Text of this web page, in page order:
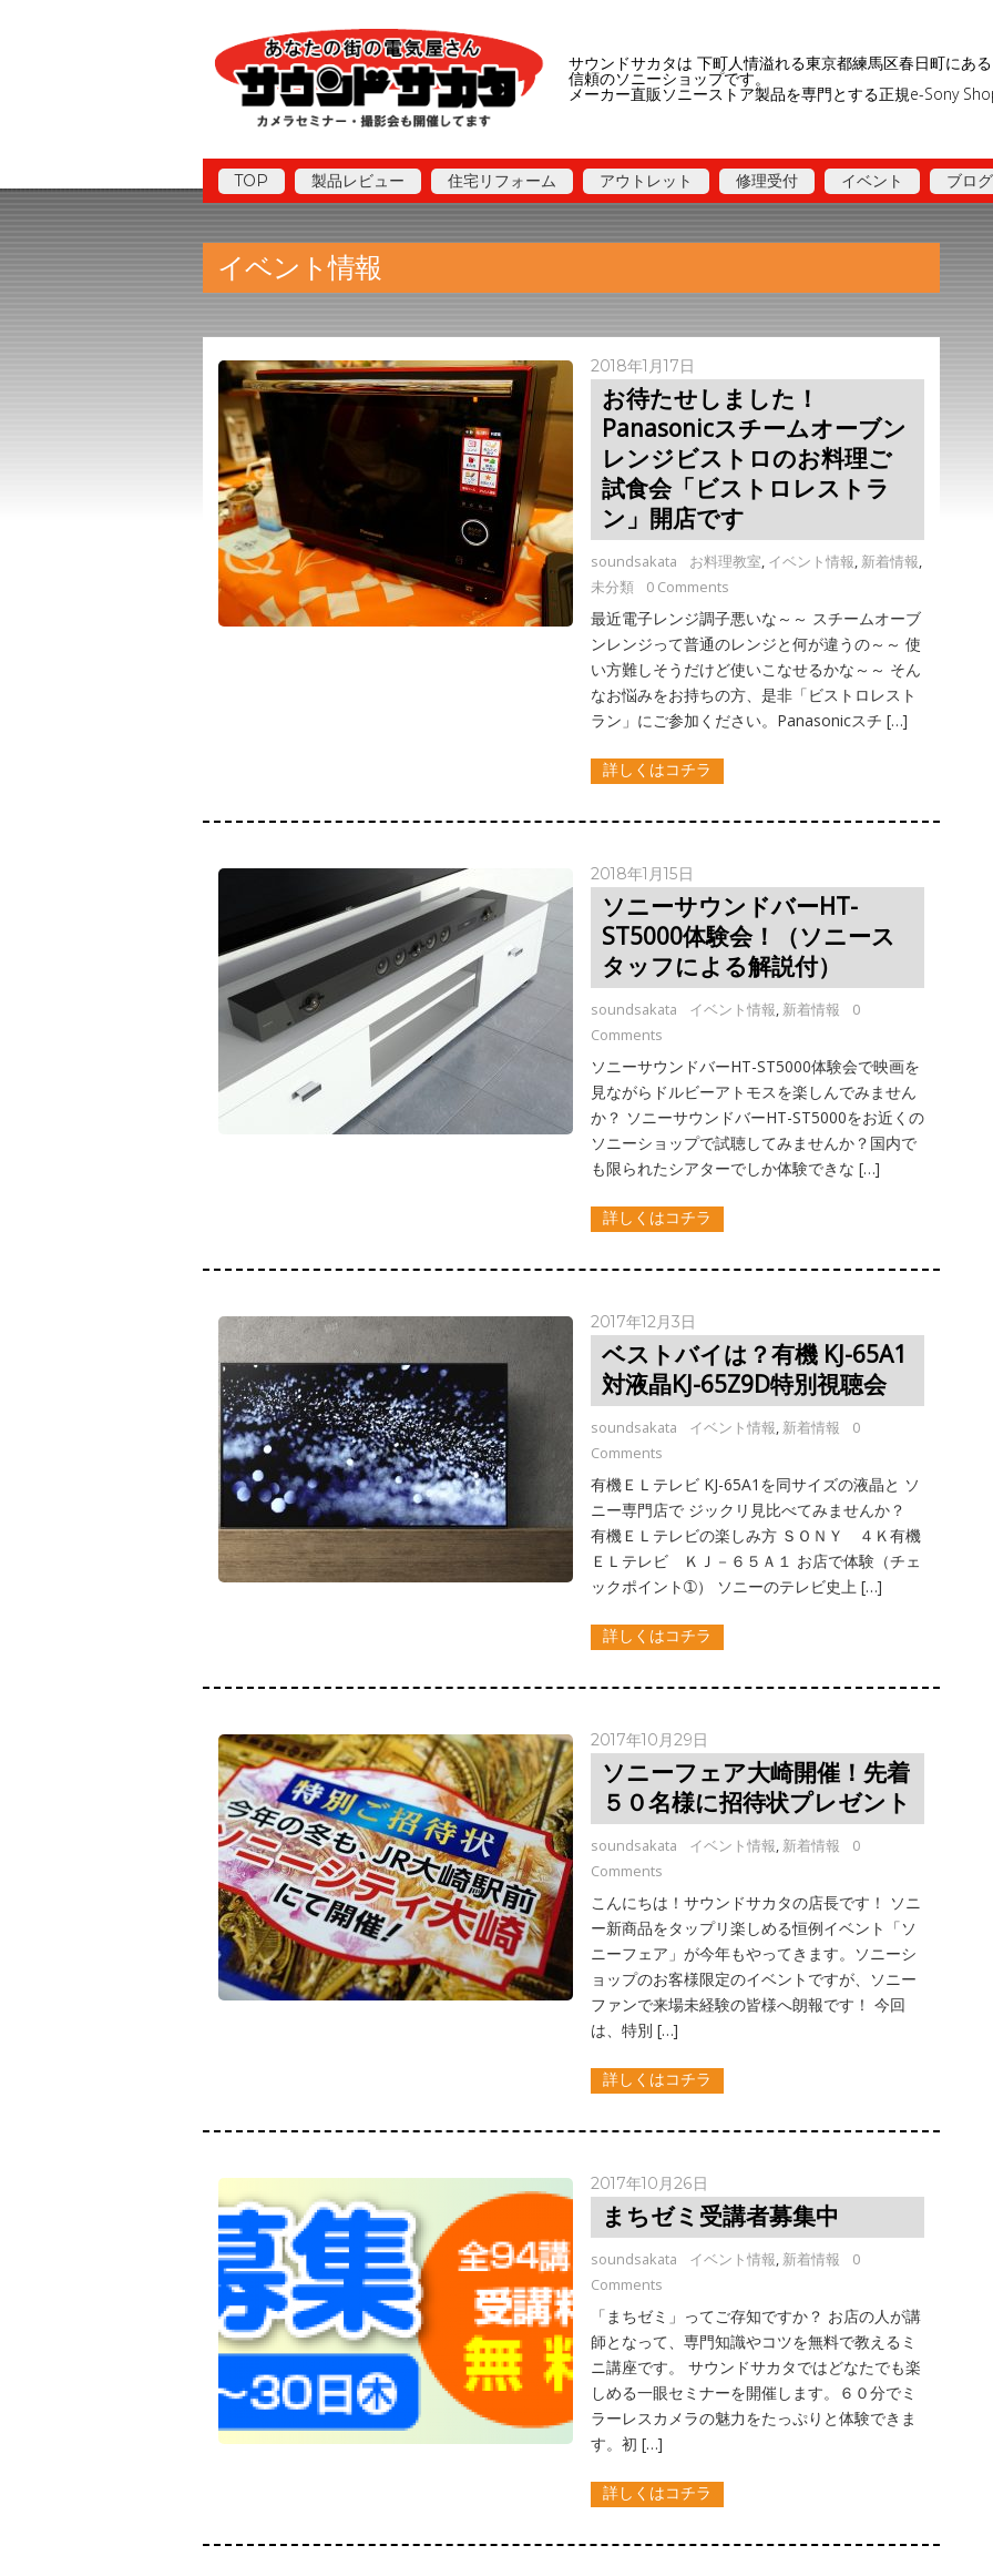
サウンドサカタは 下町人情溢れる東京都練馬区春日町にある
信頼のソニーショップです。
メーカー直販ソニーストア製品を専門とする正規e-Sony
TOP 製品レビュー 住宅リフォーム アウトレット 修理受付 イベント ブログ
イベント情報
2018年1月17日
お待たせしました！
Panasonicスチームオーブン
レンジビストロのお料理ご
試食会「ビストロレストラ
ン」開店です
soundsakata お料理教室, イベント情報, 新着情報,
未分類
0 Comments
最近電子レンジ調子悪いな～～ スチームオーブ
ンレンジって普通のレンジと何が違うの～～ 使
い方難しそうだけど使いこなせるかな～～ そん
なお悩みをお持ちの方、是非「ビストロレスト
ラン」にご参加ください。Panasonicスチ […]
詳しくはコチラ
2018年1月15日
ソニーサウンドバーHT-
ST5000体験会！（ソニース
タッフによる解説付）
soundsakata イベント情報, 新着情報
0
Comments
ソニーサウンドバーHT-ST5000体験会で映画を
見ながらドルビーアトモスを楽しんでみません
か？ ソニーサウンドバーHT-ST5000をお近くの
ソニーショップで試聴してみませんか？国内で
も限られたシアターでしか体験できな […]
詳しくはコチラ
2017年12月3日
ベストバイは？有機 KJ-65A1
対液晶KJ-65Z9D特別視聴会
soundsakata イベント情報, 新着情報
0
Comments
有機ＥＬテレビ KJ-65A1を同サイズの液晶と ソ
ニー専門店で ジックリ見比べてみませんか？
有機ＥＬテレビの楽しみ方 ＳＯＮＹ ４Ｋ有機
ＥＬテレビ ＫＪ－６５Ａ１ お店で体験（チェ
ックポイント➀） ソニーのテレビ史上 […]
詳しくはコチラ
2017年10月29日
ソニーフェア大崎開催！先着
５０名様に招待状プレゼント
soundsakata イベント情報, 新着情報
0
Comments
こんにちは！サウンドサカタの店長です！ ソニ
ー新商品をタップリ楽しめる恒例イベント「ソ
ニーフェア」が今年もやってきます。ソニーシ
ョップのお客様限定のイベントですが、ソニー
ファンで来場未経験の皆様へ朗報です！ 今回
は、特別 […]
詳しくはコチラ
2017年10月26日
まちゼミ受講者募集中
soundsakata イベント情報, 新着情報
0
Comments
「まちゼミ」ってご存知ですか？ お店の人が講
師となって、専門知識やコツを無料で教えるミ
ニ講座です。 サウンドサカタではどなたでも楽
しめる一眼セミナーを開催します。６０分でミ
ラーレスカメラの魅力をたっぷりと体験できま
す。初 […]
詳しくはコチラ